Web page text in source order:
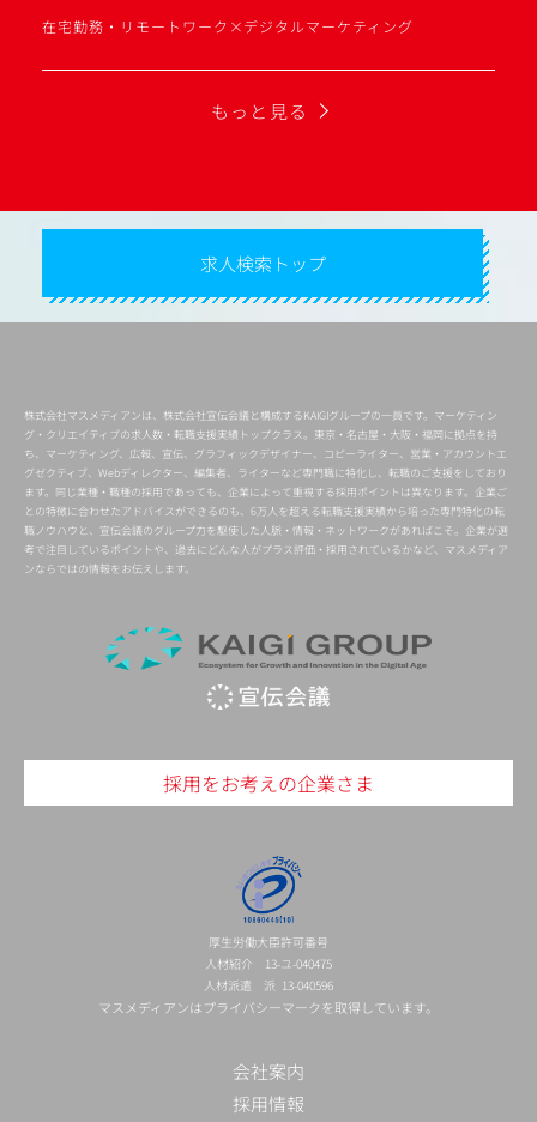
在宅勤務・リモートワーク×デジタルマーケティング
もっと見る
求人検索トップ
株式会社マスメディアンは、株式会社宣伝会議と構成するKAIGIグループの一員です。マーケティン
グ・クリエイティブの求人数・転職支援実績トップクラス。東京・名古屋・大阪・福岡に拠点を持
ち、マーケティング、広報、宣伝、グラフィックデザイナー、コピーライター、営業・アカウントエ
グゼクティブ、Webディレクター、編集者、ライターなど専門職に特化し、転職のご支援をしており
ます。同じ業種・職種の採用であっても、企業によって重視する採用ポイントは異なります。企業ご
との特徴に合わせたアドバイスができるのも、6万人を超える転職支援実績から培った専門特化の転
職ノウハウと、宣伝会議のグループ力を駆使した人脈・情報・ネットワークがあればこそ。企業が選
考で注目しているポイントや、過去にどんな人がプラス評価・採用されているかなど、マスメディア
ンならではの情報をお伝えします。
採用をお考えの企業さま
厚生労働大臣許可番号
人材紹介 13-ユ-040475
人材派遣 派 13-040596
マスメディアンはプライバシーマークを取得しています。
会社案内
採用情報